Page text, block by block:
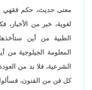
معنى حديث، حكم فقهي
لغوية، خبر من
الطبية من أين
المعلومة الجيلوجية من
الشرعية، فلا بد من
كل فن من الفنون،